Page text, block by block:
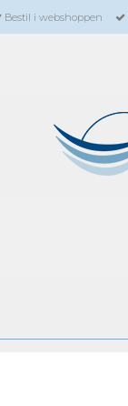
Bestil i webshoppen